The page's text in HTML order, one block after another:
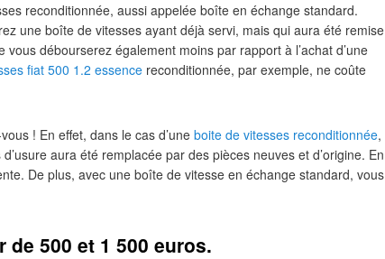
reconditionnée, aussi appelée boîte en échange standard.
une boîte de vitesses ayant déjà servi, mais qui aura été remise
débourserez également moins par rapport à l’achat d’une
fiat 500 1.2 essence reconditionnée, par exemple, ne coûte
! En effet, dans le cas d’une boite de vitesses reconditionnée,
aura été remplacée par des pièces neuves et d’origine. En
De plus, avec une boîte de vitesse en échange standard, vous
500 et 1 500 euros.